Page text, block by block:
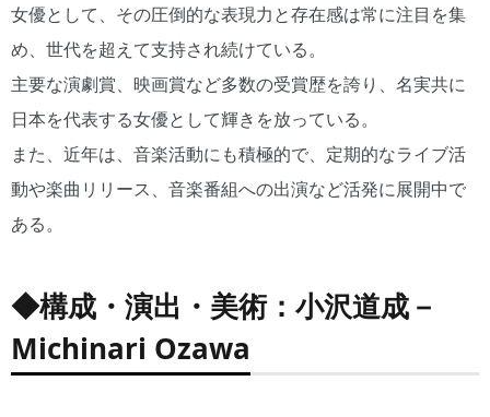
女優として、その圧倒的な表現力と存在感は常に注目を集
め、世代を超えて支持され続けている。
主要な演劇賞、映画賞など多数の受賞歴を誇り、名実共に
日本を代表する女優として輝きを放っている。
また、近年は、音楽活動にも積極的で、定期的なライブ活
動や楽曲リリース、音楽番組への出演など活発に展開中で
ある。
◆構成・演出・美術：小沢道成－
Michinari Ozawa